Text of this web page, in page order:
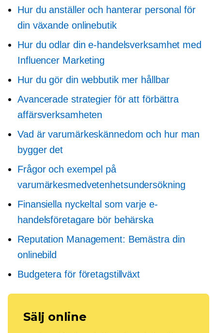
Hur du anställer och hanterar personal för
din växande onlinebutik
Hur du odlar din e-handelsverksamhet med
Influencer Marketing
Hur du gör din webbutik mer hållbar
Avancerade strategier för att förbättra
affärsverksamheten
Vad är varumärkeskännedom och hur man
bygger det
Frågor och exempel på
varumärkesmedvetenhetsundersökning
Finansiella nyckeltal som varje e-
handelsföretagare bör behärska
Reputation Management: Bemästra din
onlinebild
Budgetera för företagstillväxt
Sälj online